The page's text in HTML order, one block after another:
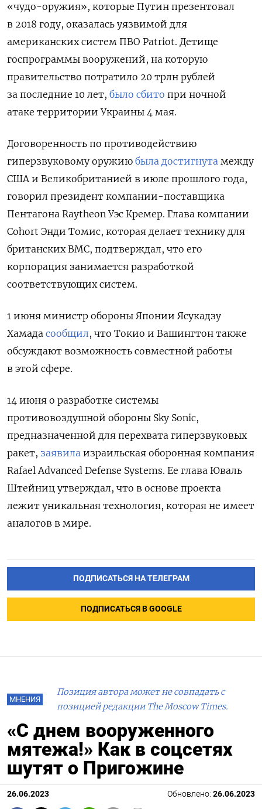
«чудо-оружия», которые Путин презентовал
в 2018 году, оказалась уязвимой для
американских систем ПВО Patriot. Детище
госпрограммы вооружений, на которую
правительство потратило 20 трлн рублей
за последние 10 лет, было сбито при ночной
атаке территории Украины 4 мая.
Договоренность по противодействию
гиперзвуковому оружию была достигнута между
США и Великобританией в июле прошлого года,
говорил президент компании-поставщика
Пентагона Raytheon Уэс Кремер. Глава компании
Cohort Энди Томис, которая делает технику для
британских ВМС, подтверждал, что его
корпорация занимается разработкой
соответствующих систем.
1 июня министр обороны Японии Ясукадзу
Хамада сообщил, что Токио и Вашингтон также
обсуждают возможность совместной работы
в этой сфере.
14 июня о разработке системы
противовоздушной обороны Sky Sonic,
предназначенной для перехвата гиперзвуковых
ракет, заявила израильская оборонная компания
Rafael Advanced Defense Systems. Ее глава Юваль
Штейниц утверждал, что в основе проекта
лежит уникальная технология, которая не имеет
аналогов в мире.
ПОДПИСАТЬСЯ НА ТЕЛЕГРАМ
ПОДПИСАТЬСЯ В GOOGLE
МНЕНИЯ
Позиция автора может не совпадать с
позицией редакции The Moscow Times.
«С днем вооруженного
мятежа!» Как в соцсетях
шутят о Пригожине
26.06.2023 Обновлено: 26.06.2023